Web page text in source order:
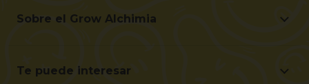
Sobre el Grow Alchimia
Situación y Contacto
Te puede interesar